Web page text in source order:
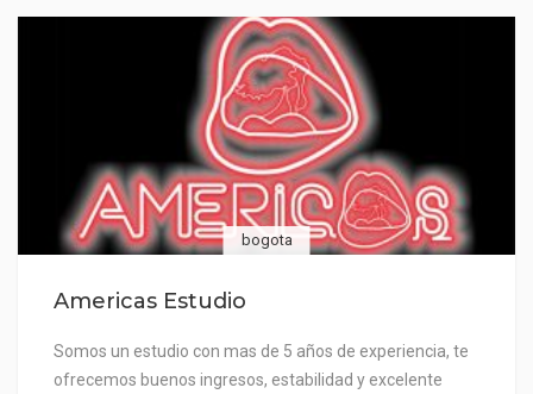
bogota
Americas Estudio
Somos un estudio con mas de 5 años de experiencia, te
ofrecemos buenos ingresos, estabilidad y excelente